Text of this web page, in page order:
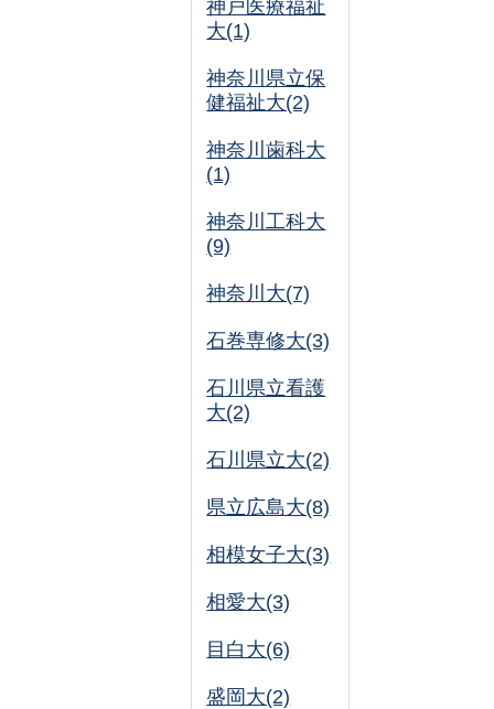
神戸医療福祉
大(1)
神奈川県立保
健福祉大(2)
神奈川歯科大
(1)
神奈川工科大
(9)
神奈川大(7)
石巻専修大(3)
石川県立看護
大(2)
石川県立大(2)
県立広島大(8)
相模女子大(3)
相愛大(3)
目白大(6)
盛岡大(2)